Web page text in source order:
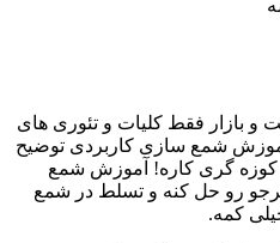
و بازار فقط کلیات و تئوری های
شمع سازی کاربردی توضیح
کوزه گری کاره! آموزش شمع
رو حل کنه و تسلط در شمع
کمه.